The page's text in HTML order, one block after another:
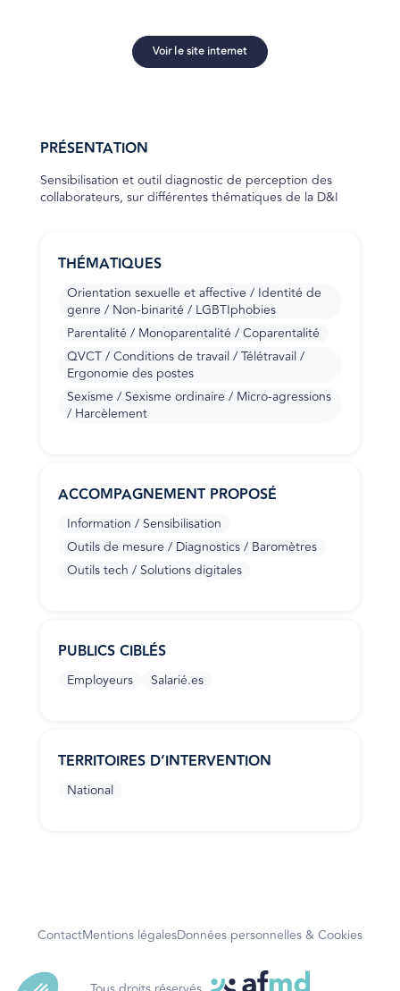
Voir le site internet
PRÉSENTATION
Sensibilisation et outil diagnostic de perception des
collaborateurs, sur différentes thématiques de la D&I
THÉMATIQUES
Orientation sexuelle et affective / Identité de
genre / Non-binarité / LGBTIphobies
Parentalité / Monoparentalité / Coparentalité
QVCT / Conditions de travail / Télétravail /
Ergonomie des postes
Sexisme / Sexisme ordinaire / Micro-agressions
/ Harcèlement
ACCOMPAGNEMENT PROPOSÉ
Information / Sensibilisation
Outils de mesure / Diagnostics / Baromètres
Outils tech / Solutions digitales
PUBLICS CIBLÉS
Employeurs Salarié.es
TERRITOIRES D’INTERVENTION
National
ContactMentions légalesDonnées personnelles & Cookies